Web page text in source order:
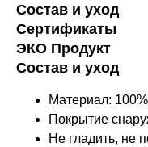
Состав и уход
Сертификаты
ЭКО Продукт
Состав и уход
Материал:
Покрытие
Не гладить, не